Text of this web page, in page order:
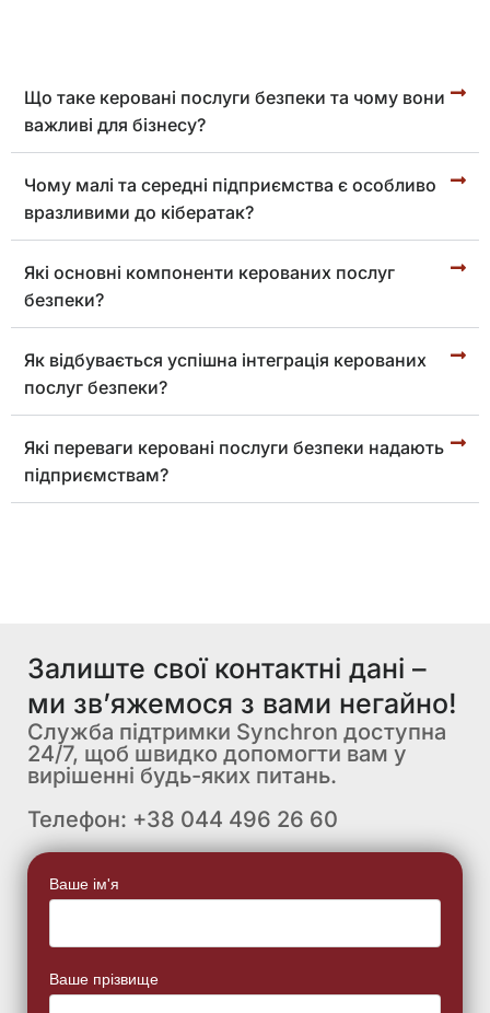
Що таке керовані послуги безпеки та чому вони
важливі для бізнесу?
Чому малі та середні підприємства є особливо
вразливими до кібератак?
Які основні компоненти керованих послуг
безпеки?
Як відбувається успішна інтеграція керованих
послуг безпеки?
Які переваги керовані послуги безпеки надають
підприємствам?
Залиште свої контактні дані –
ми зв’яжемося з вами негайно!
Служба підтримки Synchron доступна
24/7, щоб швидко допомогти вам у
вирішенні будь-яких питань.
Телефон: +38 044 496 26 60
Ваше ім'я
Ваше прізвище